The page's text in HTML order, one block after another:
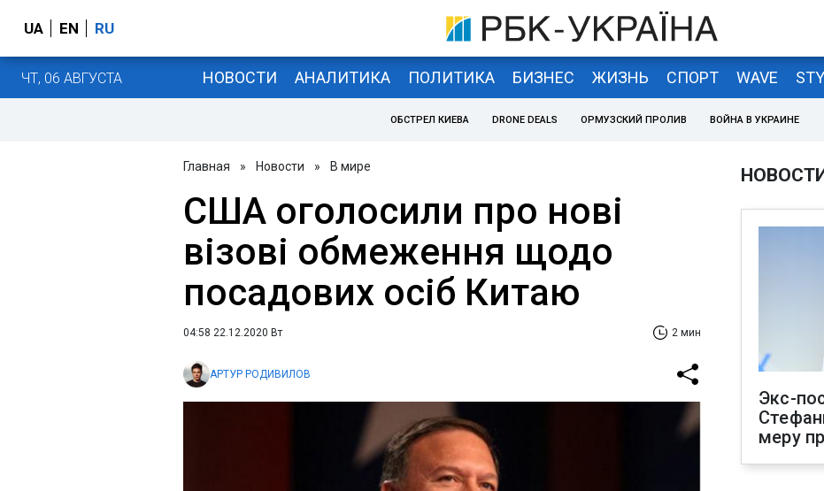
UA EN RU
ЧТ, 06 АВГУСТА НОВОСТИ АНАЛИТИКА ПОЛИТИКА БИЗНЕС ЖИЗНЬ СПОРТ WAVE
ОБСТРЕЛ КИЕВА DRONE DEALS ОРМУЗСКИЙ ПРОЛИВ ВОЙНА В УКРАИНЕ
Главная » Новости » В мире
США оголосили про нові
візові обмеження щодо
посадових осіб Китаю
04:58 22.12.2020 Вт 2 мин
АРТУР РОДИВИЛОВ
Экс-
меру